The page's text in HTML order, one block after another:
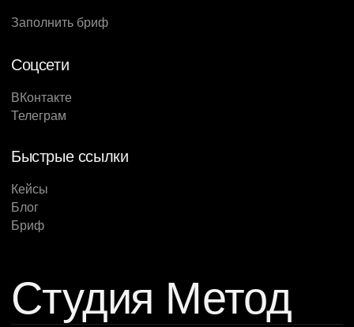
Заполнить бриф
Соцсети
ВКонтакте
Телеграм
Быстрые ссылки
Кейсы
Блог
Бриф
Студия Метод